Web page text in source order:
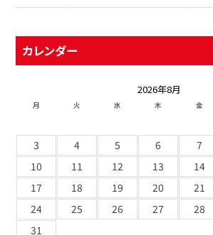
カレンダー
2026年8月
月 火 水 木 金
3
4 5 6 7
10
11 12 13 14
17
18 19 20 21
24
25 26 27 28
31